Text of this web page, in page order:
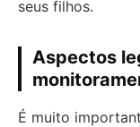
seus filhos.
Aspectos
É muito